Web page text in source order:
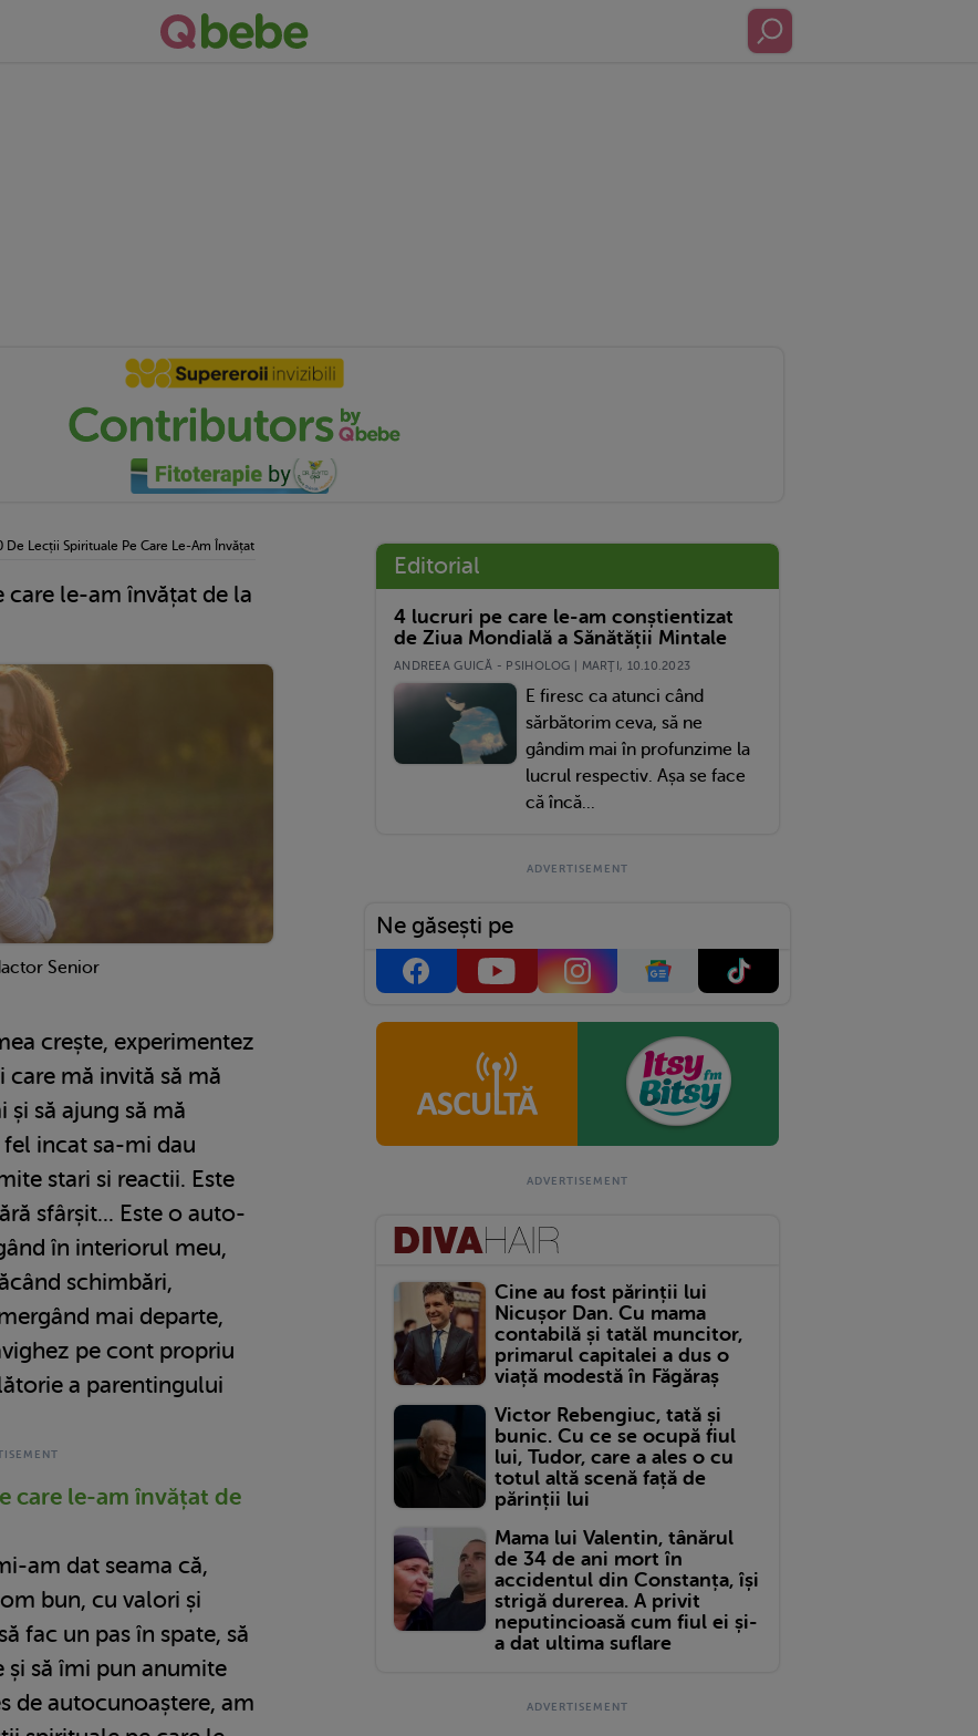
De Lecții Spirituale Pe Care Le-Am Învățat De La Fiica Mea
le-am învățat de la
Senior
crește, experimentez
mă invită să mă
să ajung să mă
incat sa-mi dau
stari si reactii. Este
sfârșit... Este o auto-
în interiorul meu,
schimbări,
mai departe,
pe cont propriu
a parentingului
care le-am învățat de
am dat seama că,
bun, cu valori și
fac un pas în spate, să
și să îmi pun anumite
de autocunoaștere, am
Editorial
4 lucruri pe care le-am conștientizat
de Ziua Mondială a Sănătății Mintale
ANDREEA GUICĂ - PSIHOLOG | MARŢI, 10.10.2023
E firesc ca atunci când
sărbătorim ceva, să ne
gândim mai în profunzime la
lucrul respectiv. Așa se face
că încă...
Ne găsești pe
Cine au fost părinții lui
Nicușor Dan. Cu mama
contabilă și tatăl muncitor,
primarul capitalei a dus o
viață modestă în Făgăraș
Victor Rebengiuc, tată și
bunic. Cu ce se ocupă fiul
lui, Tudor, care a ales o cu
totul altă scenă față de
părinții lui
Mama lui Valentin, tânărul
de 34 de ani mort în
accidentul din Constanța, își
strigă durerea. A privit
neputincioasă cum fiul ei și-
a dat ultima suflare